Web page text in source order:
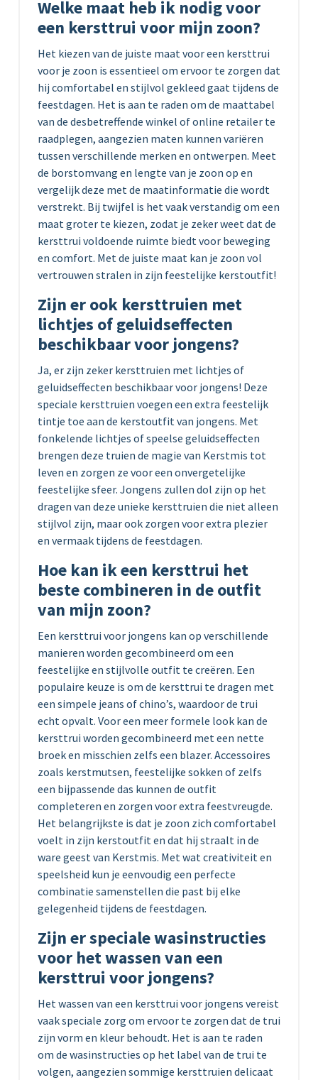
Welke maat heb ik nodig voor
een kersttrui voor mijn zoon?
Het kiezen van de juiste maat voor een kersttrui
voor je zoon is essentieel om ervoor te zorgen dat
hij comfortabel en stijlvol gekleed gaat tijdens de
feestdagen. Het is aan te raden om de maattabel
van de desbetreffende winkel of online retailer te
raadplegen, aangezien maten kunnen variëren
tussen verschillende merken en ontwerpen. Meet
de borstomvang en lengte van je zoon op en
vergelijk deze met de maatinformatie die wordt
verstrekt. Bij twijfel is het vaak verstandig om een
maat groter te kiezen, zodat je zeker weet dat de
kersttrui voldoende ruimte biedt voor beweging
en comfort. Met de juiste maat kan je zoon vol
vertrouwen stralen in zijn feestelijke kerstoutfit!
Zijn er ook kersttruien met
lichtjes of geluidseffecten
beschikbaar voor jongens?
Ja, er zijn zeker kersttruien met lichtjes of
geluidseffecten beschikbaar voor jongens! Deze
speciale kersttruien voegen een extra feestelijk
tintje toe aan de kerstoutfit van jongens. Met
fonkelende lichtjes of speelse geluidseffecten
brengen deze truien de magie van Kerstmis tot
leven en zorgen ze voor een onvergetelijke
feestelijke sfeer. Jongens zullen dol zijn op het
dragen van deze unieke kersttruien die niet alleen
stijlvol zijn, maar ook zorgen voor extra plezier
en vermaak tijdens de feestdagen.
Hoe kan ik een kersttrui het
beste combineren in de outfit
van mijn zoon?
Een kersttrui voor jongens kan op verschillende
manieren worden gecombineerd om een
feestelijke en stijlvolle outfit te creëren. Een
populaire keuze is om de kersttrui te dragen met
een simpele jeans of chino’s, waardoor de trui
echt opvalt. Voor een meer formele look kan de
kersttrui worden gecombineerd met een nette
broek en misschien zelfs een blazer. Accessoires
zoals kerstmutsen, feestelijke sokken of zelfs
een bijpassende das kunnen de outfit
completeren en zorgen voor extra feestvreugde.
Het belangrijkste is dat je zoon zich comfortabel
voelt in zijn kerstoutfit en dat hij straalt in de
ware geest van Kerstmis. Met wat creativiteit en
speelsheid kun je eenvoudig een perfecte
combinatie samenstellen die past bij elke
gelegenheid tijdens de feestdagen.
Zijn er speciale wasinstructies
voor het wassen van een
kersttrui voor jongens?
Het wassen van een kersttrui voor jongens vereist
vaak speciale zorg om ervoor te zorgen dat de trui
zijn vorm en kleur behoudt. Het is aan te raden
om de wasinstructies op het label van de trui te
volgen, aangezien sommige kersttruien delicaat